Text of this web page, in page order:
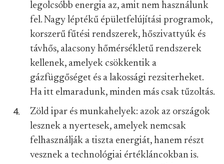
legolcsóbb energia az, amit nem használunk
fel. Nagy léptékű épületfelújítási programok,
korszerű fűtési rendszerek, hőszivattyúk és
távhős, alacsony hőmérsékletű rendszerek
kellenek, amelyek csökkentik a
gázfüggőséget és a lakossági rezsiterheket.
Ha itt elmaradunk, minden más csak tűzoltás.
Zöld ipar és munkahelyek: azok az országok
lesznek a nyertesek, amelyek nemcsak
felhasználják a tiszta energiát, hanem részt
vesznek a technológiai értékláncokban is.